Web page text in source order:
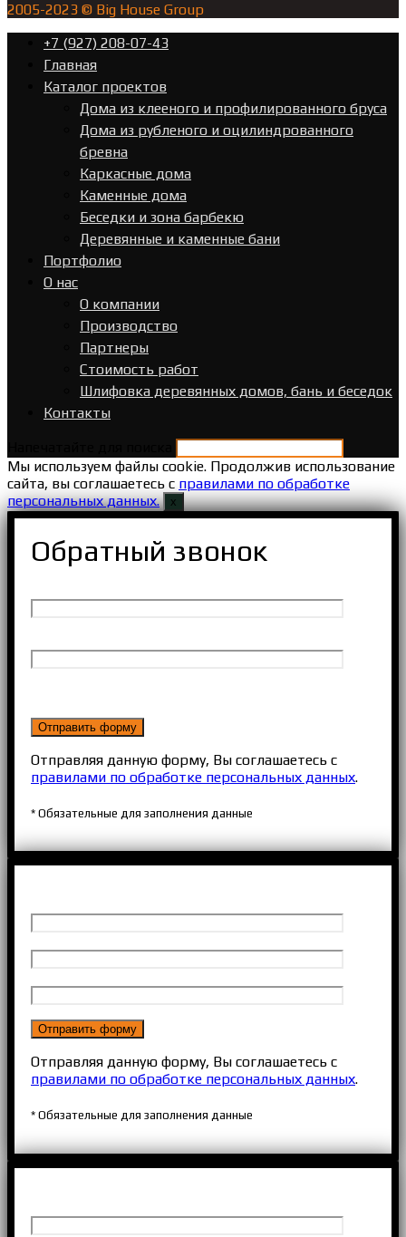
2005-2023 © Big House Group
+7 (927) 208-07-43
Главная
Каталог проектов
Дома из клееного и профилированного бруса
Дома из рубленого и оцилиндрованного
бревна
Каркасные дома
Каменные дома
Беседки и зона барбекю
Деревянные и каменные бани
Портфолио
О нас
О компании
Производство
Партнеры
Стоимость работ
Шлифовка деревянных домов, бань и беседок
Контакты
Мы используем файлы cookie. Продолжив использование
сайта, вы соглашаетесь с правилами по обработке
персональных данных.
х
Обратный звонок
Отправляя данную форму, Вы соглашаетесь с
правилами по обработке персональных данных.
* Обязательные для заполнения данные
Отправляя данную форму, Вы соглашаетесь с
правилами по обработке персональных данных.
* Обязательные для заполнения данные